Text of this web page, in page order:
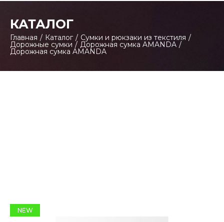
КАТАЛОГ
Главная / Каталог / Сумки и рюкзаки из текстиля /
Дорожные сумки / Дорожная сумка AMANDA /
Дорожная сумка AMANDA
NEW